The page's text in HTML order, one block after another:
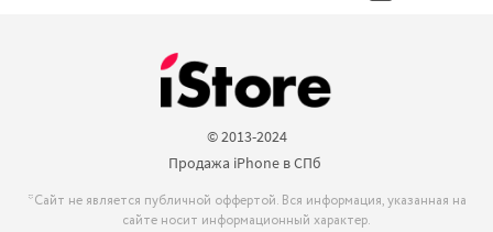
© 2013-2024
Продажа iPhone в СПб
*Сайт не является публичной оффертой. Вся информация, указанная на
сайте носит информационный характер.